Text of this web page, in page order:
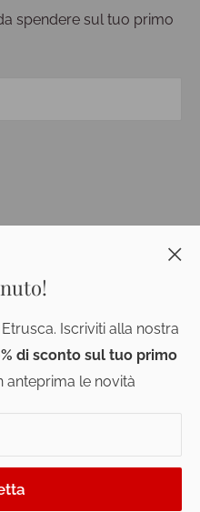
Iscriviti alla nostra
di sconto sul tuo primo
anteprima le novità
spendere sul tuo primo
n. iscrizione Registro